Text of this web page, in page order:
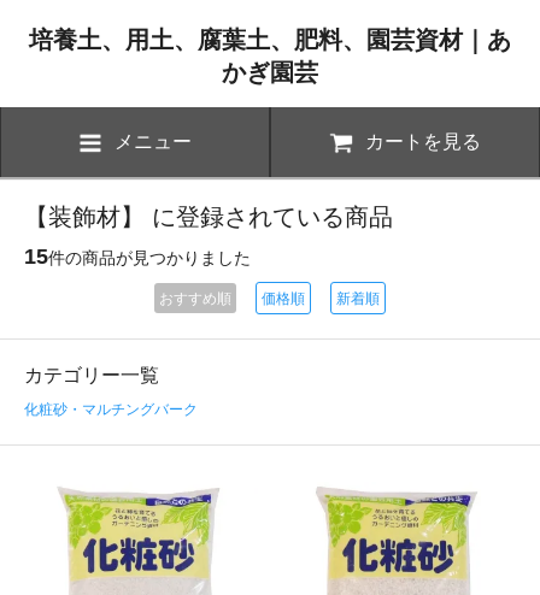
培養土、用土、腐葉土、肥料、園芸資材｜あ
かぎ園芸
メニュー カートを見る
【装飾材】 に登録されている商品
15件の商品が見つかりました
おすすめ順 価格順 新着順
カテゴリー一覧
化粧砂・マルチングバーク